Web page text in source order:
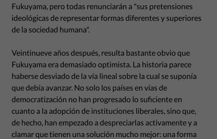
Fukuyama, pero todas renunciarán a "sus pretensiones
ideológicas de representar formas diferentes y superiores
de la sociedad humana".
Veintinueve años después, resulta bastante obvio que
Fukuyama era demasiado optimista. La historia parece
haberse desviado de la vía lineal sobre la cual se suponía
que debía avanzar. No solo los países en vías de
democratización no han progresado lo suficiente en
cuanto a la adopción de instituciones liberales, sino que,
de hecho, han empezado a despreciarlas activamente y a
clamar que tienen una solución mucho mejor: una forma